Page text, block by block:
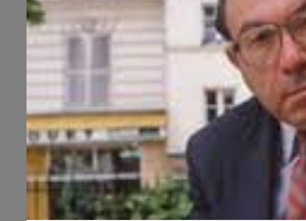
OF
THE
JEWS
WAS
CARRIED
OUT
BY
TELEPATHY!